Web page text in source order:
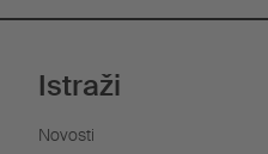
Istraži
Novosti